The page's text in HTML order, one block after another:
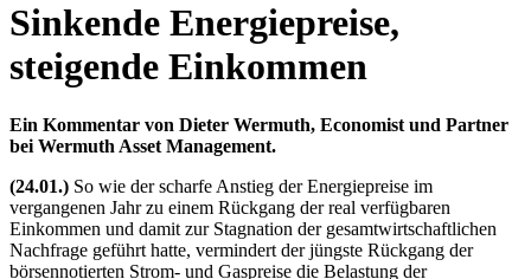
Sinkende Energiepreise,
steigende Einkommen
Ein Kommentar von Dieter Wermuth, Economist und Partner
bei Wermuth Asset Management.
(24.01.) So wie der scharfe Anstieg der Energiepreise im
vergangenen Jahr zu einem Rückgang der real verfügbaren
Einkommen und damit zur Stagnation der gesamtwirtschaftlichen
Nachfrage geführt hatte, vermindert der jüngste Rückgang der
börsennotierten Strom- und Gaspreise die Belastung der